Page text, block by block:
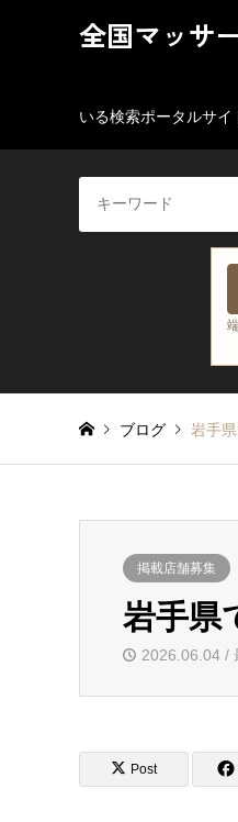
全国マッサ
いる検索ポータルサイ
ブログ 岩手
掲載店舗募集
岩手県
2026.06.04 /
Post